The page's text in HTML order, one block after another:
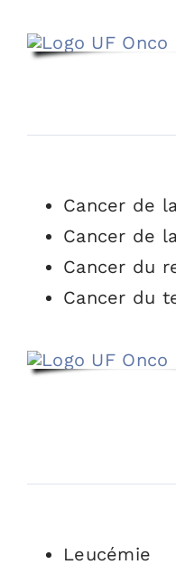
Cancer de
Cancer de
Cancer du
Cancer du
Leucémie